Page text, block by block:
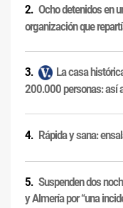
Ocho detenidos en
organización que
La casa
200.000 personas: así
Rápida y sana:
Suspenden dos
y Almería por “una